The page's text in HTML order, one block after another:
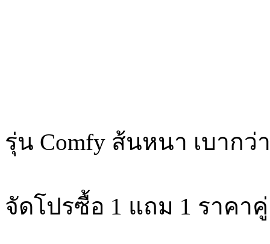
รุ่น Comfy ส้นหนา เบากว่
จัดโปรซื้อ 1 แถม 1 ราคาคู่